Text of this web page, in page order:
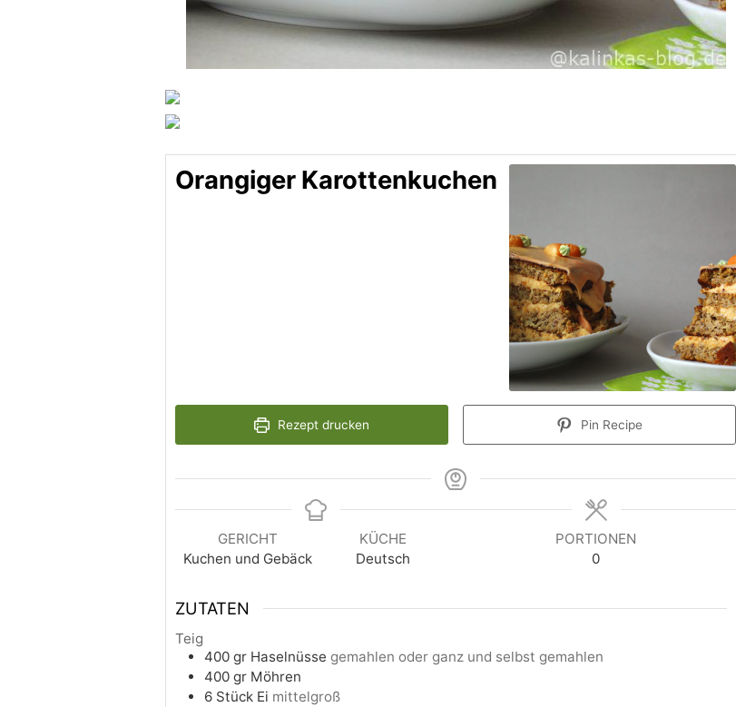
Orangiger Karottenkuchen
Rezept drucken Pin Recipe
GERICHT
Kuchen und Gebäck
KÜCHE
Deutsch
PORTIONEN
0
ZUTATEN
Teig
400 gr Haselnüsse gemahlen oder ganz und selbst gemahlen
400 gr Möhren
6 Stück Ei mittelgroß